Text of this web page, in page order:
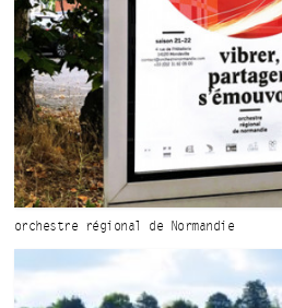
orchestre régional de Normandie